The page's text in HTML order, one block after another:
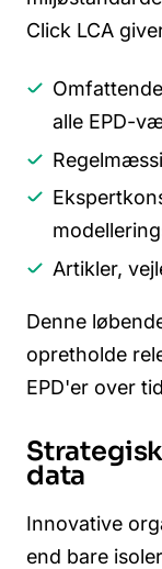
Click LCA
alle EPD-
Artikler,
Denne
opretholde
EPD'er over
data
Innovative
end bare